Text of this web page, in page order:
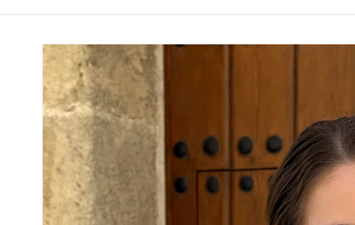
directamente
a la
información
del producto